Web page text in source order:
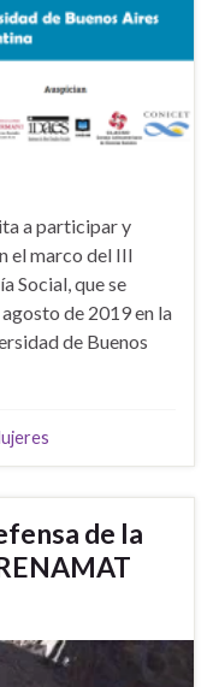
a participar y
el marco del III
Social, que se
de 2019 en la
de Buenos
de la